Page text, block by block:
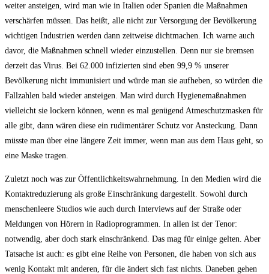
weiter ansteigen, wird man wie in Italien oder Spanien die Maßnahmen
verschärfen müssen. Das heißt, alle nicht zur Versorgung der Bevölkerung
wichtigen Industrien werden dann zeitweise dichtmachen. Ich warne auch
davor, die Maßnahmen schnell wieder einzustellen. Denn nur sie bremsen
derzeit das Virus. Bei 62.000 infizierten sind eben 99,9 % unserer
Bevölkerung nicht immunisiert und würde man sie aufheben, so würden die
Fallzahlen bald wieder ansteigen. Man wird durch Hygienemaßnahmen
vielleicht sie lockern können, wenn es mal genügend Atmeschutzmasken für
alle gibt, dann wären diese ein rudimentärer Schutz vor Ansteckung. Dann
müsste man über eine längere Zeit immer, wenn man aus dem Haus geht, so
eine Maske tragen.
Zuletzt noch was zur Öffentlichkeitswahrnehmung. In den Medien wird die
Kontaktreduzierung als große Einschränkung dargestellt. Sowohl durch
menschenleere Studios wie auch durch Interviews auf der Straße oder
Meldungen von Hörern in Radioprogrammen. In allen ist der Tenor:
notwendig, aber doch stark einschränkend. Das mag für einige gelten. Aber
Tatsache ist auch: es gibt eine Reihe von Personen, die haben von sich aus
wenig Kontakt mit anderen, für die ändert sich fast nichts. Daneben gehen